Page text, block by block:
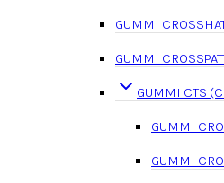
GUMMI
GUMMI
GUMMI CTS
GUMMI
GUMMI